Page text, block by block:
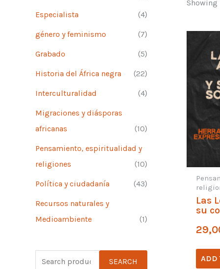
Especialista (4)
género y feminismo (7)
Grabado (5)
Historia del África negra (22)
Interculturalidad (4)
Migraciones y diásporas
africanas
(10)
Pensamiento, espiritualidad y
religiones
(10)
Política y ciudadanía (43)
Recursos naturales y
Medioambiente
(1)
SEARCH
Showing
Las
su
ADD